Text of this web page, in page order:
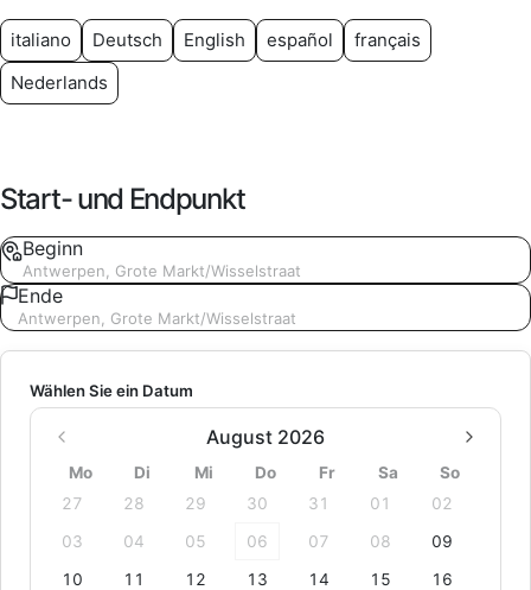
italiano Deutsch English español
français
Nederlands
Start- und Endpunkt
Beginn
Antwerpen, Grote Markt/Wisselstraat
Ende
Antwerpen, Grote Markt/Wisselstraat
Wählen Sie ein Datum
August 2026
Mo Di Mi Do Fr Sa
So
27
28 29 30 31 01
02
03
04 05 06 07 08
09
10
11 12 13 14 15
16